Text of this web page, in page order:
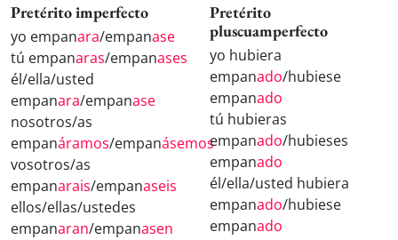
Pretérito imperfecto
yo empanara/empanase
tú empanaras/empanases
él/ella/usted
empanara/empanase
nosotros/as
empanáramos/empanásemos
vosotros/as
empanarais/empanaseis
ellos/ellas/ustedes
empanaran/empanasen
Pretérito
pluscuamperfecto
yo hubiera
empanado/hubiese
empanado
tú hubieras
empanado/hubieses
empanado
él/ella/usted hubiera
empanado/hubiese
empanado